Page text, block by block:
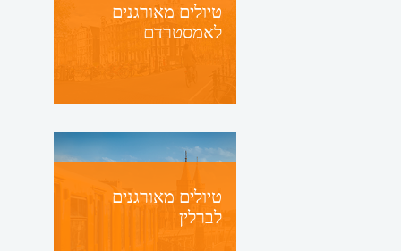
טיולים מאורגנים
לאמסטרדם
טיולים מאורגנים
לברלין